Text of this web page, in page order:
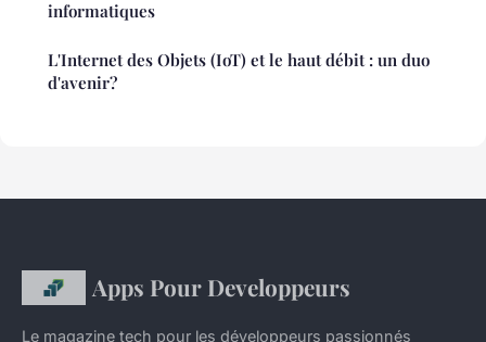
informatiques
L'Internet des Objets (IoT) et le haut débit : un duo
d'avenir?
Apps Pour Developpeurs
Le magazine tech pour les développeurs passionnés